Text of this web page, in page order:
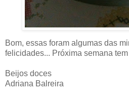
Bom, essas foram algumas das
felicidades... Próxima semana tem
Beijos doces
Adriana Balreira